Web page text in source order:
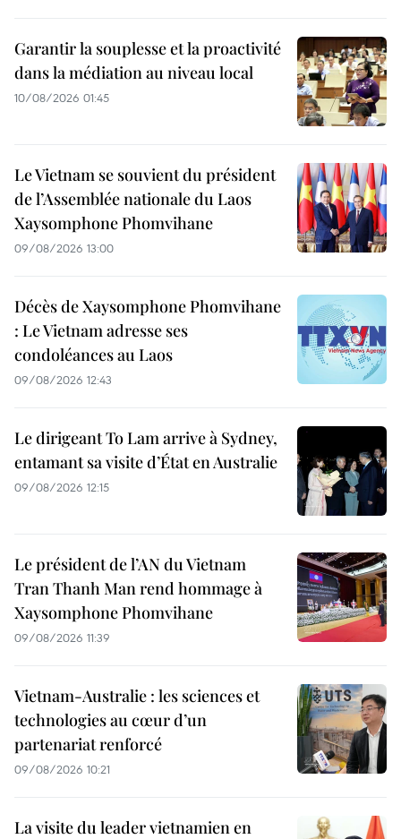
Garantir la souplesse et la proactivité
dans la médiation au niveau local
10/08/2026 01:45
Le Vietnam se souvient du président
de l’Assemblée nationale du Laos
Xaysomphone Phomvihane
09/08/2026 13:00
Décès de Xaysomphone Phomvihane
: Le Vietnam adresse ses
condoléances au Laos
09/08/2026 12:43
Le dirigeant To Lam arrive à Sydney,
entamant sa visite d’État en Australie
09/08/2026 12:15
Le président de l’AN du Vietnam
Tran Thanh Man rend hommage à
Xaysomphone Phomvihane
09/08/2026 11:39
Vietnam-Australie : les sciences et
technologies au cœur d’un
partenariat renforcé
09/08/2026 10:21
La visite du leader vietnamien en